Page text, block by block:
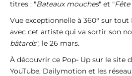
titres : "Bateaux mouches" et "
Vue exceptionnelle à 360° sur tout
avec cet artiste qui va sortir son
bâtards", le 26 mars.
À découvrir ce Pop- Up sur le site
YouTube, Dailymotion et les